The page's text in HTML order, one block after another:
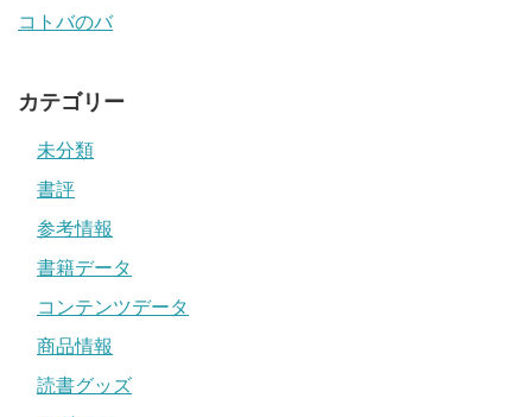
コトバのバ
カテゴリー
未分類
書評
参考情報
書籍データ
コンテンツデータ
商品情報
読書グッズ